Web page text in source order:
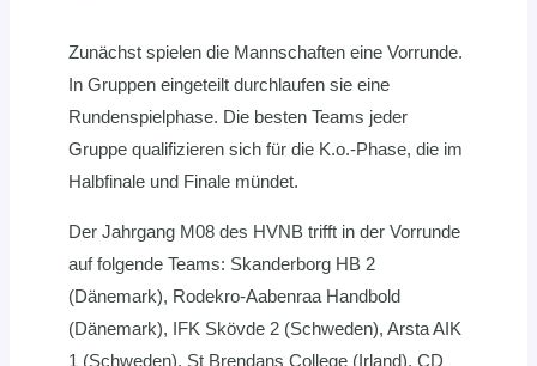
Zunächst spielen die Mannschaften eine Vorrunde.
In Gruppen eingeteilt durchlaufen sie eine
Rundenspielphase. Die besten Teams jeder
Gruppe qualifizieren sich für die K.o.-Phase, die im
Halbfinale und Finale mündet.
Der Jahrgang M08 des HVNB trifft in der Vorrunde
auf folgende Teams: Skanderborg HB 2
(Dänemark), Rodekro-Aabenraa Handbold
(Dänemark), IFK Skövde 2 (Schweden), Arsta AIK
1 (Schweden), St Brendans College (Irland), CD